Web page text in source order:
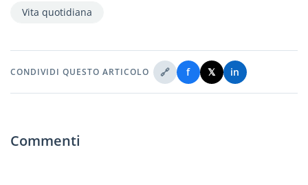
Vita quotidiana
CONDIVIDI QUESTO ARTICOLO 🔗 f 𝕏 in
Commenti